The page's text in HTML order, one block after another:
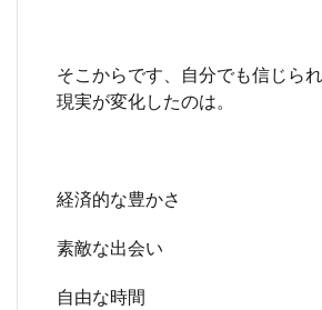
そこからです、自分でも信じら
現実が変化したのは。
経済的な豊かさ
素敵な出会い
自由な時間